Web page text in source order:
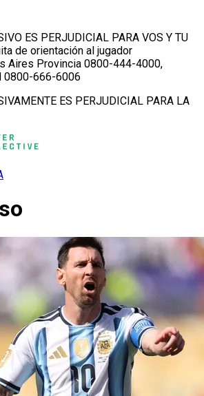
ES PERJUDICIAL PARA VOS Y TU
de orientación al jugador
Aires Provincia 0800-444-4000,
0800-666-6006
ES PERJUDICIAL PARA LA